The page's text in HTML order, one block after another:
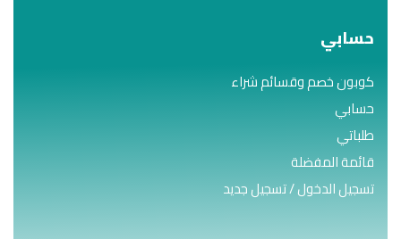
حسابي
كوبون خصم وقسائم شراء
حسابي
طلباتي
قائمة المفضلة
تسجيل الدخول / تسجيل جديد